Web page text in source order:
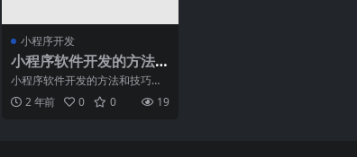
小程序开发
小程序软件开发的方法
和技巧总结，帮你成为
一名优秀的小程序开发
者
小程序软件开发的方法和技巧总
结帮你成为一名杰出的小程序开
发者随着智能手机的普及和
2 年前 0 0 19